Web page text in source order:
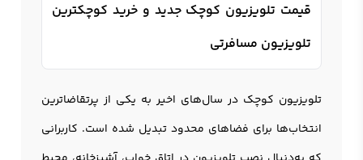
قیمت تلویزیون کوچک جدید و خرید کوچکترین
تلویزیون مسافرتی
تلویزیون کوچک در سال‌های اخیر به یکی از پرتقاضاترین
انتخاب‌ها برای فضاهای محدود تبدیل شده است. کاربرانی